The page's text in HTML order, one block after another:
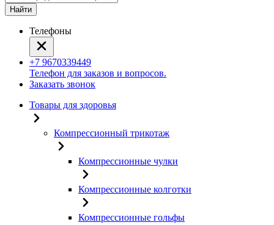
Найти
Телефоны
+7 9670339449
Телефон для заказов и вопросов.
Заказать звонок
Товары для здоровья
Компрессионный трикотаж
Компрессионные чулки
Компрессионные колготки
Компрессионные гольфы